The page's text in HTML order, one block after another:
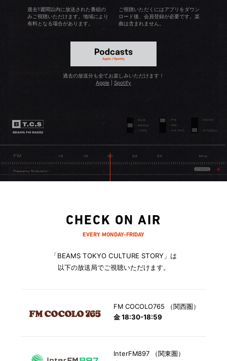
に衝撃を受けたんです。そこから「ビームスF」に通い詰め
て、貯金を使い果たすくらいに洋服を買い漁りました
からディズニーが大好きで、今でも休日になるとふらっと
東京ディズニーリゾートに行ってしまいます。たとえ一人
ンよりもショーを観るのが好きで、特に音楽に心踊りま
す。様々なショーを観ながらディニーの世界観を堪能する
のが毎回の楽しみです。ディズニーを好きな方、仙台店に
お越しの際には、ぜひお話をさせてください。お待ちして
過去1週間以内に放送された番組の
みご視聴いただけます。地域により
有料となる場合があります。
ご視聴いただくにはアプリをダウン
ロード後、会員登録が必要です。楽
曲は含まれません。
過去の放送分も全てお楽しみいただけます！
Apple
Spotify
CHECK ON AIR
EVERY MONDAY-FRIDAY
「BEAMS TOKYO CULTURE STORY」は
以下の放送局でご視聴いただけます。
FM COCOLO765 （関西圏）
金 18:30-18:59
InterFM897 （関東圏）